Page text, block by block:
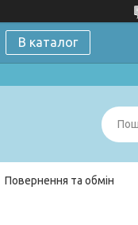
В каталог
Повернення та обмін